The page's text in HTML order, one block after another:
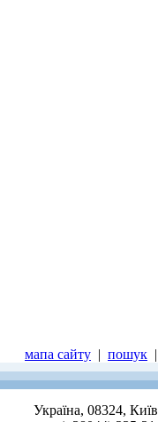
мапа сайту | пошук |
Україна, 08324,